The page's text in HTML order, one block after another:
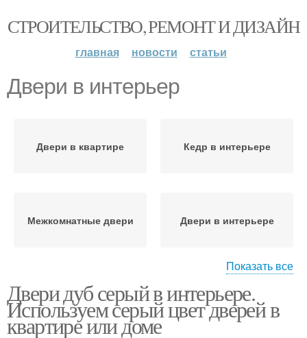
СТРОИТЕЛЬСТВО, РЕМОНТ И ДИЗАЙН
главная новости статьи
Двери в интерьер
Двери в квартире Кедр в интерьере
Межкомнатные двери Двери в интерьере
Серые двери Межкомнатная дверь
Показать все
Двери дуб серый в интерьере.
Используем серый цвет дверей в
квартире или доме